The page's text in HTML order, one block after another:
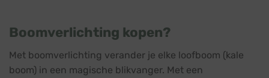
Boomverlichting kopen?
Met boomverlichting verander je elke loofboom (kale
boom) in een magische blikvanger. Met een